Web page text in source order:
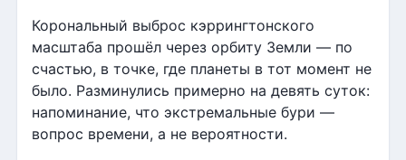
Корональный выброс кэррингтонского
масштаба прошёл через орбиту Земли — по
счастью, в точке, где планеты в тот момент не
было. Разминулись примерно на девять суток:
напоминание, что экстремальные бури —
вопрос времени, а не вероятности.